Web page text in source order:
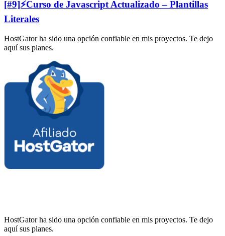
[#9]⚡Curso de Javascript Actualizado – Plantillas
Literales
HostGator ha sido una opción confiable en mis proyectos. Te dejo
aquí sus planes.
HostGator ha sido una opción confiable en mis proyectos. Te dejo
aquí sus planes.